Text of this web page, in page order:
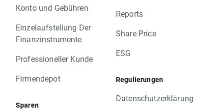
Konto und Gebühren
Einzelaufstellung Der
Finanzinstrumente
Professioneller Kunde
Firmendepot
Sparen
Reports
Share Price
ESG
Regulierungen
Datenschutzerklärung